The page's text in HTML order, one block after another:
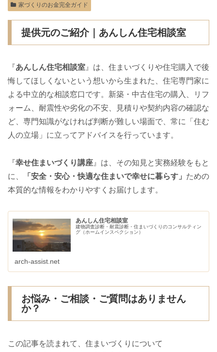
家づくりのお金完全ガイド
提供元のご紹介｜あんしん住宅相談室
『あんしん住宅相談室 』は、住まいづくりや住宅購入で後
悔してほしくないという想いから生まれた、住宅専門家に
よる中立的な相談窓口です。新築・中古住宅の購入、リフ
ォーム、耐震性や劣化の不安、見積りや契約内容の確認な
ど、専門知識がなければ判断が難しい場面で、常に「住む
人の立場」に立ってアドバイスを行っています。
『幸せ住まいづくり講座 』は、その知見と実務経験をもと
に、
「安全・安心・快適な住まいで幸せに暮らす」 ための
本質的な情報をわかりやすくお届けします。
あんしん住宅相談室
建物調査診断・耐震診断・住まいづくりのコンサルティン
グ（ホームインスペクション）
arch-assist.net
お悩み・ご相談・ご質問はありません
か？
この記事を読まれて、住まいづくりについて